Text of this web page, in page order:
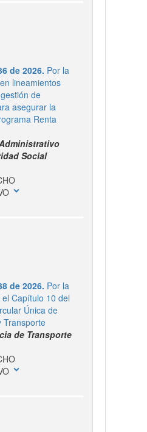
de 2026. Por la
lineamientos
de
asegurar la
Renta
Social
expand_more
de 2026. Por la
Capítulo 10 del
Única de
Transporte
de Transporte
expand_more